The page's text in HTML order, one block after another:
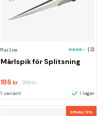
Marlow (2)
Märlspik för Splitsning
186 kr 219kr
1 variant I lager
SPARA 19%